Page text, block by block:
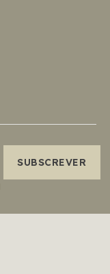
SUBSCREVER